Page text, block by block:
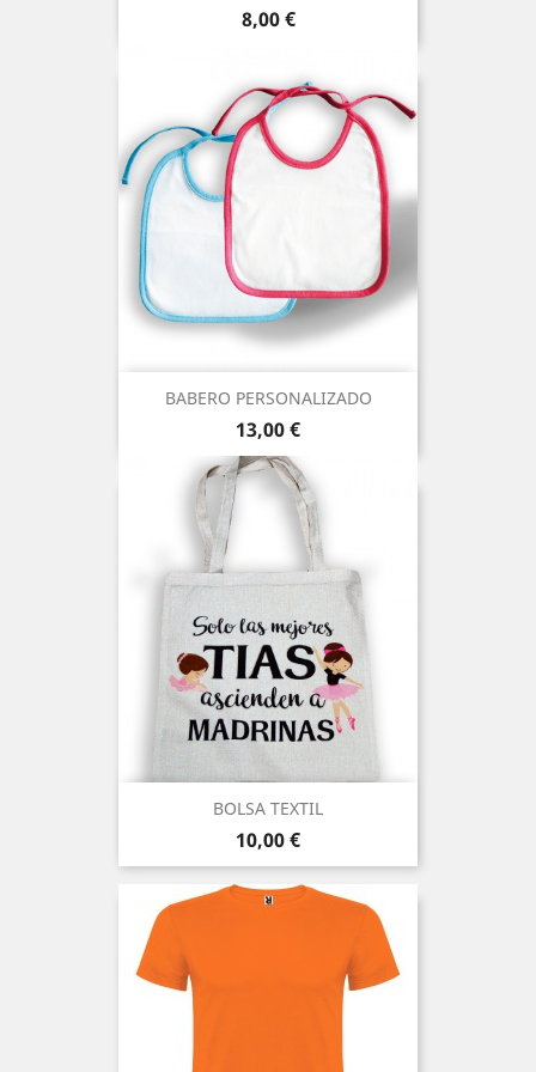
Precio
8,00 €
BABERO PERSONALIZADO
Precio
13,00 €
BOLSA TEXTIL
Precio
10,00 €